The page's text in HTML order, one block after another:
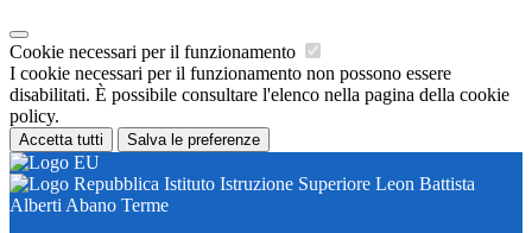
Cookie necessari per il funzionamento
I cookie necessari per il funzionamento non possono essere
disabilitati. È possibile consultare l'elenco nella pagina della cookie
policy.
Accetta tutti Salva le preferenze
Istituto Istruzione Superiore Leon Battista
Alberti Abano Terme